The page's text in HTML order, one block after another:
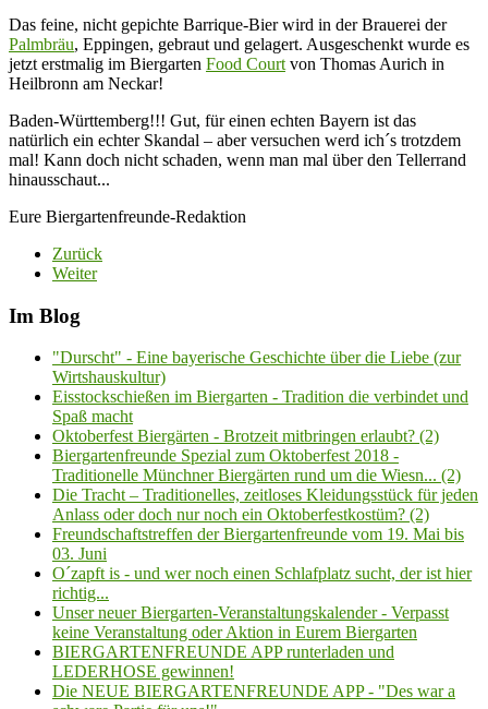
Das feine, nicht gepichte Barrique-Bier wird in der Brauerei der
Palmbräu, Eppingen, gebraut und gelagert. Ausgeschenkt wurde es
jetzt erstmalig im Biergarten Food Court von Thomas Aurich in
Heilbronn am Neckar!
Baden-Württemberg!!! Gut, für einen echten Bayern ist das
natürlich ein echter Skandal – aber versuchen werd ich´s trotzdem
mal! Kann doch nicht schaden, wenn man mal über den Tellerrand
hinausschaut...
Eure Biergartenfreunde-Redaktion
Zurück
Weiter
Im Blog
"Durscht" - Eine bayerische Geschichte über die Liebe (zur
Wirtshauskultur)
Eisstockschießen im Biergarten - Tradition die verbindet und
Spaß macht
Oktoberfest Biergärten - Brotzeit mitbringen erlaubt? (2)
Biergartenfreunde Spezial zum Oktoberfest 2018 -
Traditionelle Münchner Biergärten rund um die Wiesn... (2)
Die Tracht – Traditionelles, zeitloses Kleidungsstück für jeden
Anlass oder doch nur noch ein Oktoberfestkostüm? (2)
Freundschaftstreffen der Biergartenfreunde vom 19. Mai bis
03. Juni
O´zapft is - und wer noch einen Schlafplatz sucht, der ist hier
richtig...
Unser neuer Biergarten-Veranstaltungskalender - Verpasst
keine Veranstaltung oder Aktion in Eurem Biergarten
BIERGARTENFREUNDE APP runterladen und
LEDERHOSE gewinnen!
Die NEUE BIERGARTENFREUNDE APP - "Des war a